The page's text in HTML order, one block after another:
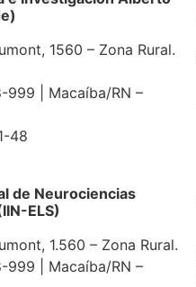
1560 – Zona Rural.
| Macaíba/RN –
48
de Neurociencias
ELS)
1.560 – Zona Rural.
| Macaíba/RN –